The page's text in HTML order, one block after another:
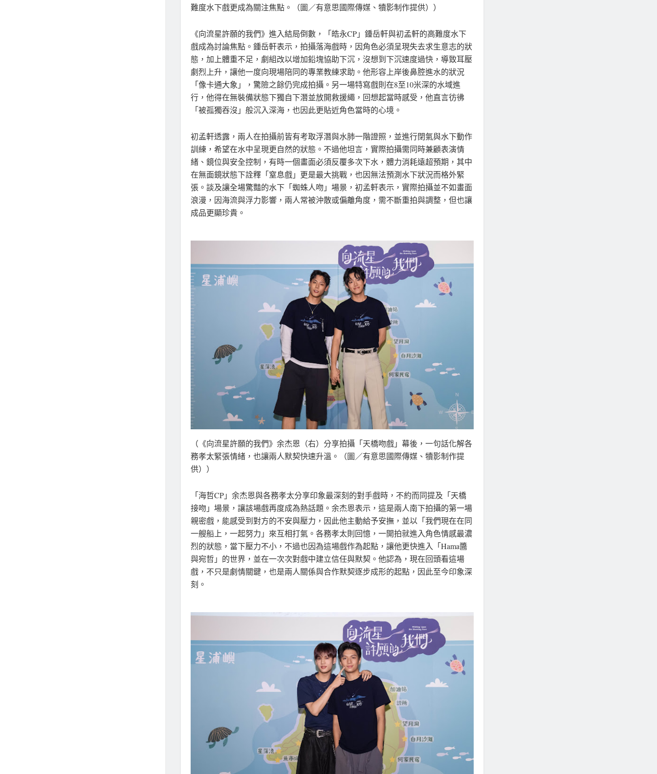
難度水下戲更成為關注焦點。（圖／有意思國際傳媒、犢影制作提供））
《向流星許願的我們》進入結局倒數，「皓永CP」鍾岳軒與初孟軒的高難度水下
戲成為討論焦點。鍾岳軒表示，拍攝落海戲時，因角色必須呈現失去求生意志的狀
態，加上體重不足，劇組改以增加鉛塊協助下沉，沒想到下沉速度過快，導致耳壓
劇烈上升，讓他一度向現場陪同的專業教練求助。他形容上岸後鼻腔進水的狀況
「像卡通大象」，驚險之餘仍完成拍攝。另一場特寫戲則在8至10米深的水域進
行，他得在無裝備狀態下獨自下潛並放開救援繩，回想起當時感受，他直言彷彿
「被孤獨吞沒」般沉入深海，也因此更貼近角色當時的心境。
初孟軒透露，兩人在拍攝前皆有考取浮潛與水肺一階證照，並進行閉氣與水下動作
訓練，希望在水中呈現更自然的狀態。不過他坦言，實際拍攝需同時兼顧表演情
緒、鏡位與安全控制，有時一個畫面必須反覆多次下水，體力消耗遠超預期，其中
在無面鏡狀態下詮釋「窒息戲」更是最大挑戰，也因無法預測水下狀況而格外緊
張。談及讓全場驚豔的水下「蜘蛛人吻」場景，初孟軒表示，實際拍攝並不如畫面
浪漫，因海流與浮力影響，兩人常被沖散或偏離角度，需不斷重拍與調整，但也讓
成品更顯珍貴。
（《向流星許願的我們》余杰恩（右）分享拍攝「天橋吻戲」幕後，一句話化解各
務孝太緊張情緒，也讓兩人默契快速升溫。（圖／有意思國際傳媒、犢影制作提
供））
「海哲CP」余杰恩與各務孝太分享印象最深刻的對手戲時，不約而同提及「天橋
接吻」場景，讓該場戲再度成為熱話題。余杰恩表示，這是兩人南下拍攝的第一場
親密戲，能感受到對方的不安與壓力，因此他主動給予安撫，並以「我們現在在同
一艘船上，一起努力」來互相打氣。各務孝太則回憶，一開拍就進入角色情感最濃
烈的狀態，當下壓力不小，不過也因為這場戲作為起點，讓他更快進入「Hama醬
與宛哲」的世界，並在一次次對戲中建立信任與默契。他認為，現在回頭看這場
戲，不只是劇情關鍵，也是兩人關係與合作默契逐步成形的起點，因此至今印象深
刻。